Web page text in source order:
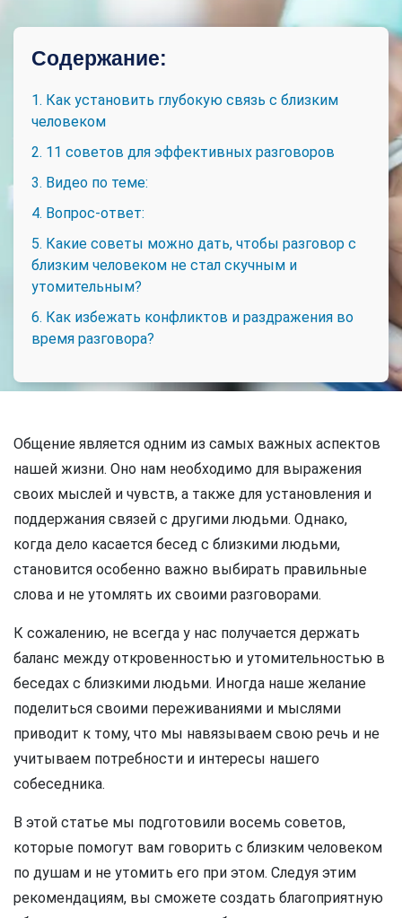
Содержание:
1. Как установить глубокую связь с близким
человеком
2. 11 советов для эффективных разговоров
3. Видео по теме:
4. Вопрос-ответ:
5. Какие советы можно дать, чтобы разговор с
близким человеком не стал скучным и
утомительным?
6. Как избежать конфликтов и раздражения во
время разговора?
Общение является одним из самых важных аспектов
нашей жизни. Оно нам необходимо для выражения
своих мыслей и чувств, а также для установления и
поддержания связей с другими людьми. Однако,
когда дело касается бесед с близкими людьми,
становится особенно важно выбирать правильные
слова и не утомлять их своими разговорами.
К сожалению, не всегда у нас получается держать
баланс между откровенностью и утомительностью в
беседах с близкими людьми. Иногда наше желание
поделиться своими переживаниями и мыслями
приводит к тому, что мы навязываем свою речь и не
учитываем потребности и интересы нашего
собеседника.
В этой статье мы подготовили восемь советов,
которые помогут вам говорить с близким человеком
по душам и не утомить его при этом. Следуя этим
рекомендациям, вы сможете создать благоприятную